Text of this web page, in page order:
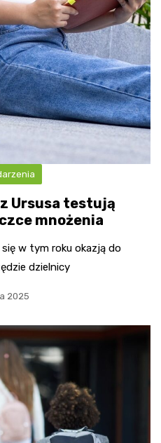
Ursusa testują
mnożenia
się w tym roku okazją do
dzielnicy
2025